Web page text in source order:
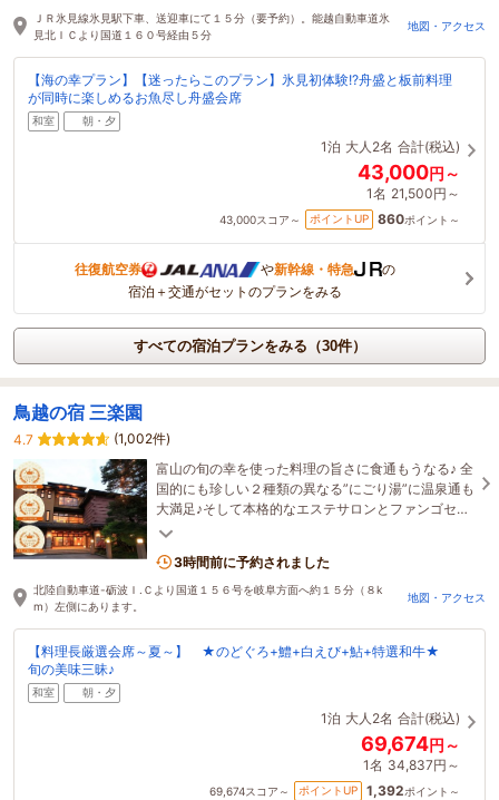
ＪＲ氷見線氷見駅下車、送迎車にて１５分（要予約）。能越自動車道氷
見北ＩＣより国道１６０号経由５分
地図・アクセス
【海の幸プラン】【迷ったらこのプラン】氷見初体験!?舟盛と板前料理
が同時に楽しめるお魚尽し舟盛会席
和室 朝・夕
1泊 大人2名 合計(税込)
43,000円～
1名 21,500円～
43,000スコア～ ポイントUP 860ポイント～
往復航空券 や新幹線・特急
の
宿泊＋交通がセットのプランをみる
すべての宿泊プランをみる（30件）
鳥越の宿 三楽園
4.7
(1,002件)
富山の旬の幸を使った料理の旨さに食通もうなる♪ 全
国的にも珍しい２種類の異なる”にごり湯”に温泉通も
大満足♪そして本格的なエステサロンとファンゴセラ
ピー(温泉泥)♪・・女性リピーターが多い宿！
3時間前に予約されました
北陸自動車道-砺波Ｉ.Ｃより国道１５６号を岐阜方面へ約１５分（８k
m）左側にあります。
地図・アクセス
【料理長厳選会席～夏～】 ★のどぐろ+鱧+白えび+鮎+特選和牛★
旬の美味三昧♪
和室 朝・夕
1泊 大人2名 合計(税込)
69,674円～
1名 34,837円～
69,674スコア～ ポイントUP 1,392ポイント～